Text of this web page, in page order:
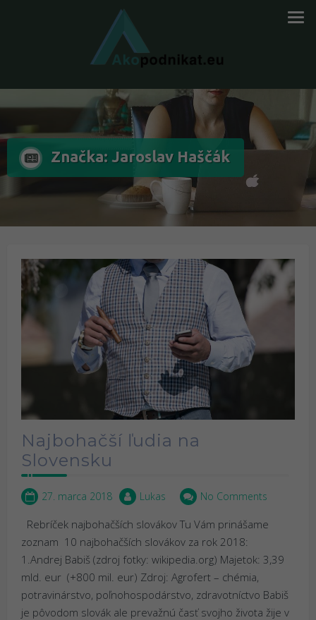
Značka: Jaroslav Haščák
Najbohačší ľudia na
Slovensku
27. marca 2018 Lukas No Comments
Rebríček najbohačších slovákov Tu Vám prinášame
zoznam 10 najbohačších slovákov za rok 2018:
1.Andrej Babiš (zdroj fotky: wikipedia.org) Majetok: 3,39
mld. eur (+800 mil. eur) Zdroj: Agrofert – chémia,
potravinárstvo, poľnohospodárstvo, zdravotníctvo Babiš
je pôvodom slovák ale prevažnú časť svojho života žije v